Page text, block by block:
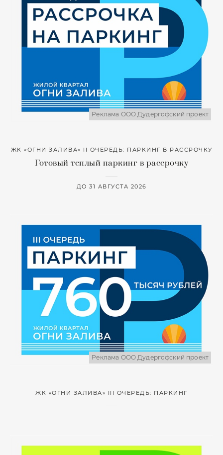
Реклама ООО Дудергофский проект
ЖК «ОГНИ ЗАЛИВА» II ОЧЕРЕДЬ: ПАРКИНГ В РАССРОЧКУ
Готовый теплый паркинг в рассрочку
ДО 31 АВГУСТА 2026
Реклама ООО Дудергофский проект
ЖК «ОГНИ ЗАЛИВА» III ОЧЕРЕДЬ: ПАРКИНГ